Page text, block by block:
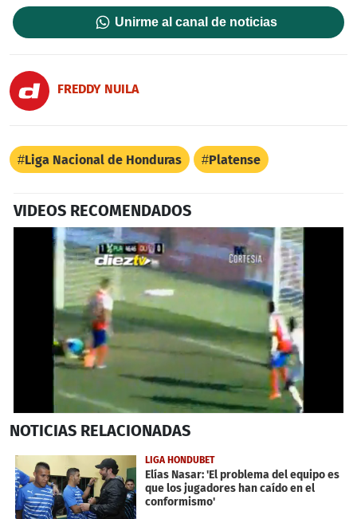
Unirme al canal de noticias
FREDDY NUILA
Liga Nacional de Honduras Platense
VIDEOS RECOMENDADOS
seconds
42
seconds
NOTICIAS RELACIONADAS
LIGA HONDUBET
Elías Nasar: 'El problema del equipo es
que los jugadores han caído en el
conformismo'